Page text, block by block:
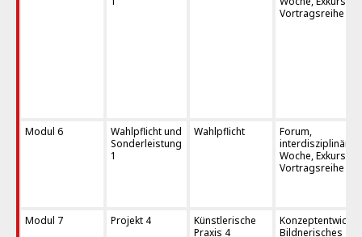
Vortragsreihe
Modul 6
Wahlpflicht und
Sonderleistung
1
Wahlpflicht
Forum,
interdisziplinäre
Woche, Exkursion,
Vortragsreihe
Modul 7 Projekt 4
Künstlerische
Praxis 4
Bildnerisches